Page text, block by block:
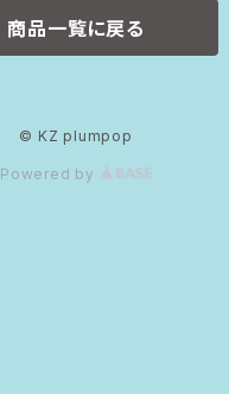
商品一覧に戻る
© KZ plumpop
Powered by